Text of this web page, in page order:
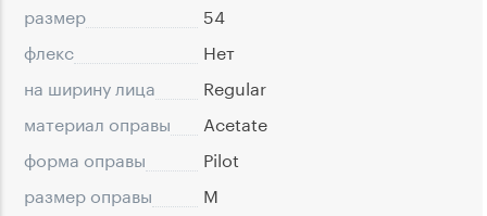
размер
54
флекс
Нет
на ширину лица
Regular
материал оправы
Acetate
форма оправы
Pilot
размер оправы
M